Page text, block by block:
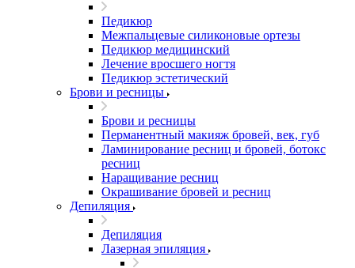
Педикюр
Межпальцевые силиконовые ортезы
Педикюр медицинский
Лечение вросшего ногтя
Педикюр эстетический
Брови и ресницы
Брови и ресницы
Перманентный макияж бровей, век, губ
Ламинирование ресниц и бровей, бoтoкс
ресниц
Наращивание ресниц
Окрашивание бровей и ресниц
Депиляция
Депиляция
Лазерная эпиляция